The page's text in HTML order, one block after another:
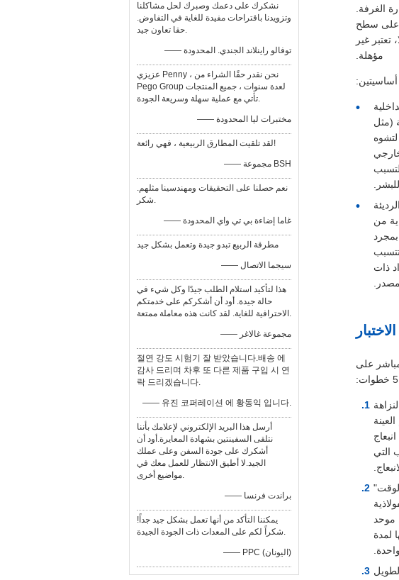
نشكرك على دعمك وصبرك لحل مشاكلنا
وتزويدنا باقتراحات مفيدة للغاية في التفاوض.
حقا تعاون جيد.
—— توفالو راينلاند الجندي. المحدودة
عزيزي Penny ، نحن نقدر حقًا الشراء من
Pego Group لعدة سنوات ، جميع المنتجات
تأتي مع عملية سهلة وسريعة الجودة.
—— مختبرات ليا المحدودة
لقد تلقيت المطارق الربيعية ، فهي رائعة!
—— مجموعة BSH
نعم حصلنا على التحقيقات ومهندسينا مثلهم.
شكر.
—— غاما إضاءة بي تي واي المحدودة
مطرقة الربيع تبدو جيدة وتعمل بشكل جيد
—— سيجما الاتصال
هذا لتأكيد استلام الطلب جيدًا وكل شيء في
حالة جيدة. أود أن أشكركم على خدمتكم
الاحترافية للغاية. لقد كانت هذه معاملة ممتعة.
—— مجموعة غالاغر
절연 강도 시험기 잘 받았습니다.배송 에
감사 드리며 차후 또 다른 제품 구입 시 연
락 드리겠습니다.
—— 유진 코퍼레이션 에 황동익 입니다.
أرسل هذا البريد الإلكتروني لإعلامك بأننا
نتلقى السفينتين بشهادة المعايرة.أود أن
أشكرك على جودة السفن وعلى عملك
الجيد.لا أطيق الانتظار للعمل معك في
مواضيع أخرى.
—— براندت فرنسا
يمكننا التأكد من أنها تعمل بشكل جيد جداً!
شكراً لكم على المعدات ذات الجودة الجيدة.
—— PPC (اليونان)
الغرفة.
على سطح
وإلا، تعتبر غير
مؤهلة.
(مثل
من
ذات
على
انبعاج
التي
موحد
لمدة